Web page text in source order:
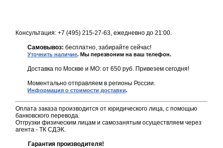
Консультация: +7 (495) 215-27-63, ежедневно до 21:00.
Самовывоз: бесплатно, забирайте сейчас!
Уточнить наличие. Мы перезвоним на ваш телефон.
Доставка по Москве и МО: от 650 руб. Привезем сегодня!
Моментально отправляем в регионы России.
Информация о стоимости доставки.
Оплата заказа производится от юридического лица, с помощью
банковского перевода.
Отгрузки физическим лицам и самозанятым осуществляем через
агента - ТК СДЭК.
Гарантия производителя!